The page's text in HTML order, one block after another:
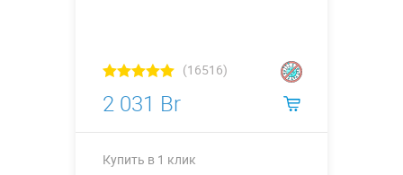
(16516)
2 031 Br
Купить в 1 клик